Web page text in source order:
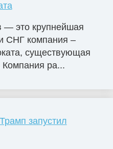
это крупнейшая
СНГ компания –
существующая
Компания ра...
запустил